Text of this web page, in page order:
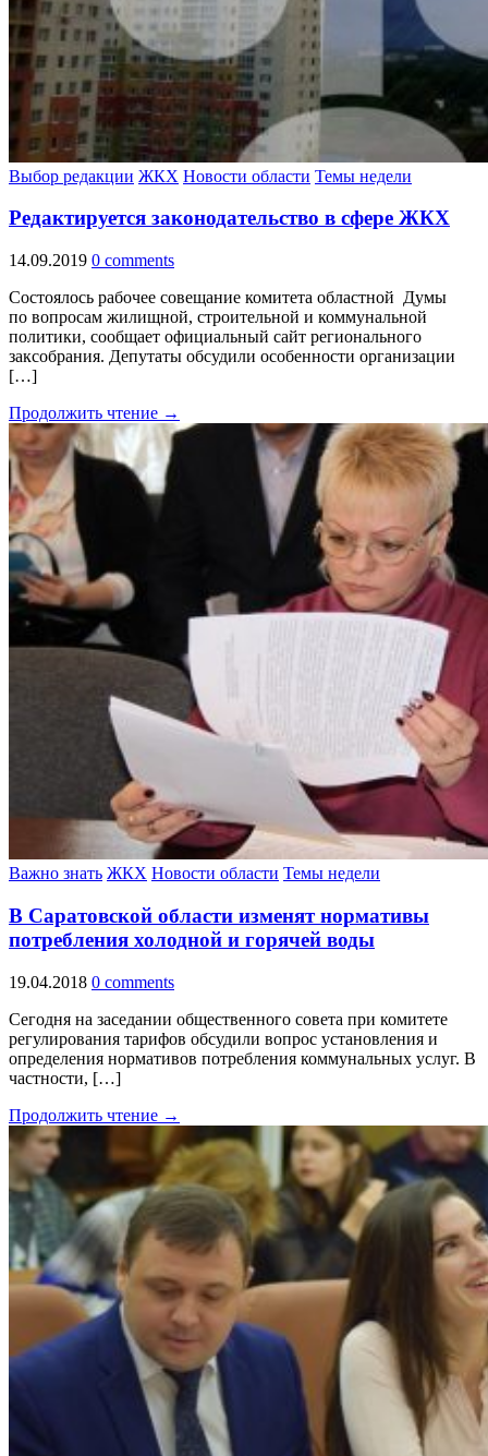
Выбор редакции ЖКХ Новости области Темы недели
Редактируется законодательство в сфере ЖКХ
14.09.2019 0 comments
Состоялось рабочее совещание комитета областной Думы
по вопросам жилищной, строительной и коммунальной
политики, сообщает официальный сайт регионального
заксобрания. Депутаты обсудили особенности организации
[…]
Продолжить чтение →
Важно знать ЖКХ Новости области Темы недели
В Саратовской области изменят нормативы
потребления холодной и горячей воды
19.04.2018 0 comments
Сегодня на заседании общественного совета при комитете
регулирования тарифов обсудили вопрос установления и
определения нормативов потребления коммунальных услуг. В
частности, […]
Продолжить чтение →